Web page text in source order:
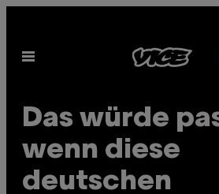
content
Open
Das würde
wenn diese
deutschen